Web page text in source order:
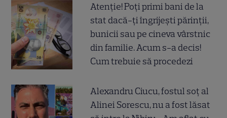
Atenție! Poți primi bani de la
stat dacă-ți îngrijești părinții,
bunicii sau pe cineva vârstnic
din familie. Acum s-a decis!
Cum trebuie să procedezi
Alexandru Ciucu, fostul soț al
Alinei Sorescu, nu a fost lăsat